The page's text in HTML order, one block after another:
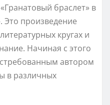
браслет» в
Это произведение
кругах и
Начиная с этого
автором
в различных